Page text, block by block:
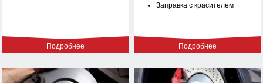
Подробнее
Заправка с красителем
Подробнее